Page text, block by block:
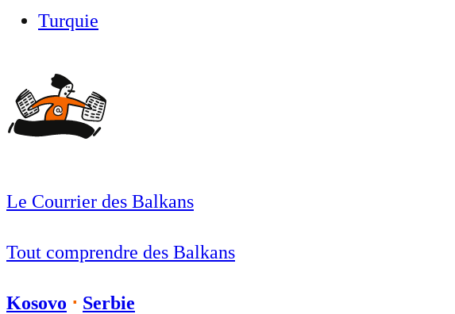
Turquie
Le Courrier des Balkans
Tout comprendre des Balkans
Kosovo ⋅ Serbie